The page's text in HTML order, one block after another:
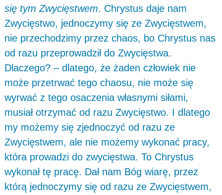
się tym Zwycięstwem. Chrystus daje nam
Zwycięstwo, jednoczymy się ze Zwycięstwem,
nie przechodzimy przez chaos, bo Chrystus nas
od razu przeprowadził do Zwycięstwa.
Dlaczego? – dlatego, że żaden człowiek nie
może przetrwać tego chaosu, nie może się
wyrwać z tego osaczenia własnymi siłami,
musiał otrzymać od razu Zwycięstwo. I dlatego
my możemy się zjednoczyć od razu ze
Zwycięstwem, ale nie możemy wykonać pracy,
która prowadzi do zwycięstwa. To Chrystus
wykonał tę pracę. Dał nam Bóg wiarę, przez
którą jednoczymy się od razu ze Zwycięstwem,